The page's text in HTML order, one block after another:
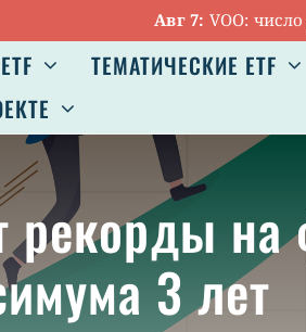
Авг 7:VOO: число
ТЕМАТИЧЕСКИЕ ETF
рекорды
3 лет